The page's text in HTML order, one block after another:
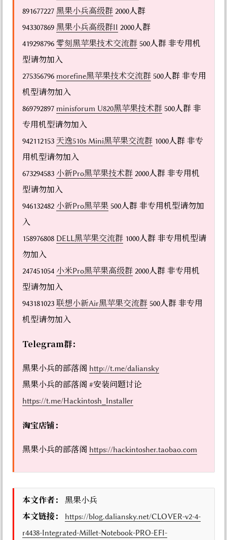
891677227 黑果小兵高级群 2000人群
943307869 黑果小兵高级群II 2000人群
419298796 零刻黑苹果技术交流群 500人群 非专用机
型请勿加入
275356796 morefine黑苹果技术交流群 500人群 非专用
机型请勿加入
869792897 minisforum U820黑苹果技术群 500人群 非
专用机型请勿加入
942112153 天逸510s Mini黑苹果交流群 1000人群 非专
用机型请勿加入
673294583 小新Pro黑苹果技术群 2000人群 非专用机
型请勿加入
946132482 小新Pro黑苹果 500人群 非专用机型请勿加
入
158976808 DELL黑苹果交流群 1000人群 非专用机型请
勿加入
247451054 小米Pro黑苹果高级群 2000人群 非专用机
型请勿加入
943181023 联想小新Air黑苹果交流群 500人群 非专用
机型请勿加入
Telegram群：
黑果小兵的部落阁 http://t.me/daliansky
黑果小兵的部落阁 #安装问题讨论
https://t.me/Hackintosh_Installer
淘宝店铺：
黑果小兵的部落阁 https://hackintosher.taobao.com
本文作者： 黑果小兵
本文链接：
https://blog.daliansky.net/CLOVER-v2-4-
r4438-Integrated-Millet-Notebook-PRO-EFI-